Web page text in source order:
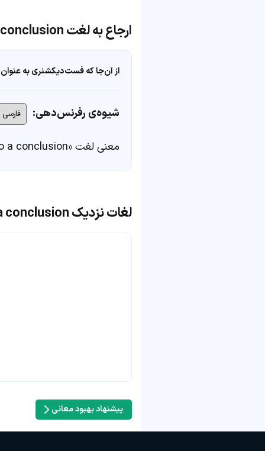
ارجاع به لغت bring to a conclusion
از آن‌جا که فست‌دیکشنری به
شیوه‌ی رفرنس‌دهی:
معنی لغت «bring to a conclusion» در
لغات نزدیک bring to a conclusion
پیشنهاد بهبود معانی